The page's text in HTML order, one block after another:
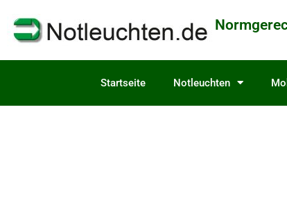
Startseite Notleuchten